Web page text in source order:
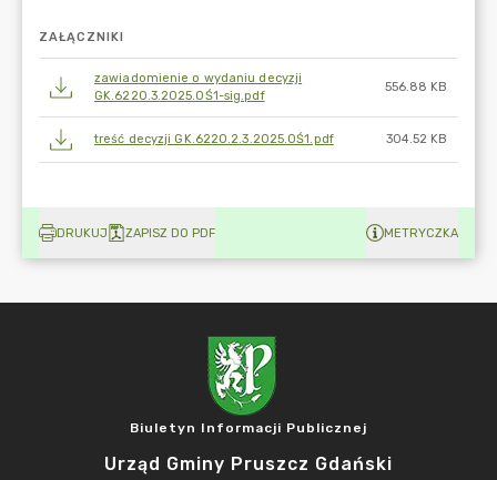
ZAŁĄCZNIKI
zawiadomienie o wydaniu decyzji
GK.6220.3.2025.OŚ1-sig.pdf
556.88 KB
treść decyzji GK.6220.2.3.2025.OŚ1.pdf 304.52 KB
DRUKUJ ZAPISZ DO PDF METRYCZKA
Biuletyn Informacji Publicznej
Urząd Gminy Pruszcz Gdański